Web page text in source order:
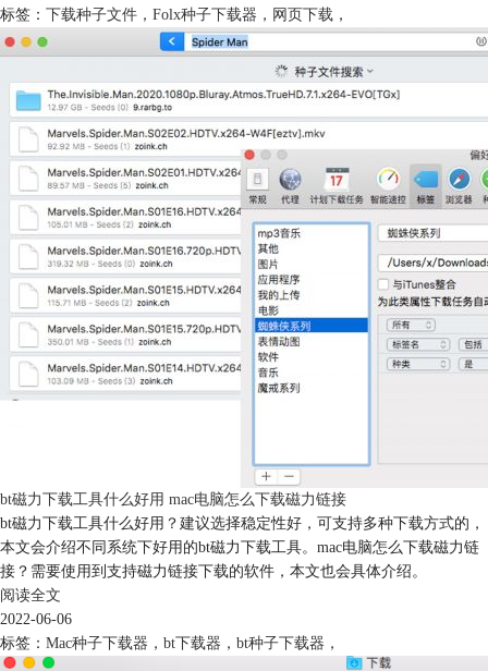
标签： 下载种子文件 ， Folx种子下载器 ， 网页下载 ，
bt磁力下载工具什么好用 mac电脑怎么下载磁力链接
bt磁力下载工具什么好用？建议选择稳定性好，可支持多种下载方式的，
本文会介绍不同系统下好用的bt磁力下载工具。mac电脑怎么下载磁力链
接？需要使用到支持磁力链接下载的软件，本文也会具体介绍。
阅读全文
2022-06-06
标签： Mac种子下载器 ， bt下载器 ， bt种子下载器 ，